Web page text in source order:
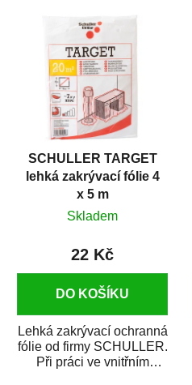
SCHULLER TARGET
lehká zakrývací fólie 4
x 5 m
Skladem
22 Kč
DO KOŠÍKU
Lehká zakrývací ochranná
fólie od firmy SCHULLER.
Při práci ve vnitřním